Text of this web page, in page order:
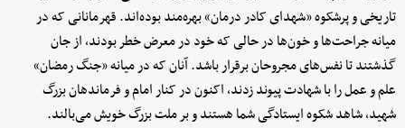
تاریخی و پرشکوه «شهدای کادر درمان» بهره‌مند بوده‌اند. قهرمانانی که در
میانه جراحت‌ها و خون‌ها در حالی که خود در معرض خطر بودند، از جان
گذشتند تا نفس‌های مجروحان برقرار باشد. آنان که در میانه «جنگ رمضان»
علم و عمل را با شهادت پیوند زدند، اکنون در کنار امام و فرماندهان بزرگ
شهید، شاهد شکوه ایستادگی شما هستند و بر ملت بزرگ خویش می‌بالند.